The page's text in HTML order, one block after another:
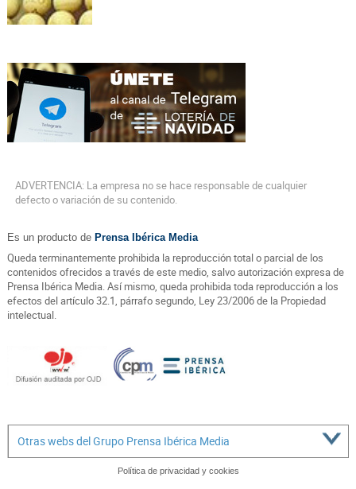
ADVERTENCIA: La empresa no se hace responsable de cualquier
defecto o variación de su contenido.
Es un producto de Prensa Ibérica Media
Queda terminantemente prohibida la reproducción total o parcial de los
contenidos ofrecidos a través de este medio, salvo autorización expresa de
Prensa Ibérica Media. Así mismo, queda prohibida toda reproducción a los
efectos del artículo 32.1, párrafo segundo, Ley 23/2006 de la Propiedad
intelectual.
Otras webs del Grupo Prensa Ibérica Media
Política de privacidad y cookies